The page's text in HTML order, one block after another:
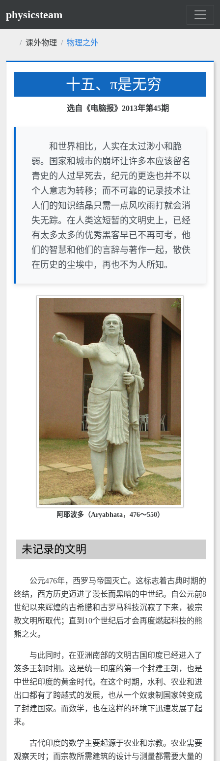
physicsteam
课外物理 物理之外
十五、π是无穷
选自《电脑报》2013年第45期
和世界相比，人实在太过渺小和脆
弱。国家和城市的崩坏让许多本应该留名
青史的人过早死去，纪元的更迭也并不以
个人意志为转移；而不可靠的记录技术让
人们的知识结晶只需一点风吹雨打就会消
失无踪。在人类这短暂的文明史上，已经
有太多太多的优秀黑客早已不再可考，他
们的智慧和他们的言辞与著作一起，散佚
在历史的尘埃中，再也不为人所知。
阿耶波多（Aryabhata，476～550）
未记录的文明
公元476年，西罗马帝国灭亡。这标志着古典时期的
终结，西方历史迈进了漫长而黑暗的中世纪。自公元前8
世纪以来辉煌的古希腊和古罗马科技沉寂了下来，被宗
教文明所取代；直到10个世纪后才会再度燃起科技的熊
熊之火。
与此同时，在亚洲南部的文明古国印度已经进入了
笈多王朝时期。这是统一印度的第一个封建王朝，也是
中世纪印度的黄金时代。在这个时期，水利、农业和进
出口都有了跨越式的发展，也从一个奴隶制国家转变成
了封建国家。而数学，也在这样的环境下迅速发展了起
来。
古代印度的数学主要起源于农业和宗教。农业需要
观察天时；而宗教所需建筑的设计与测量都需要大量的